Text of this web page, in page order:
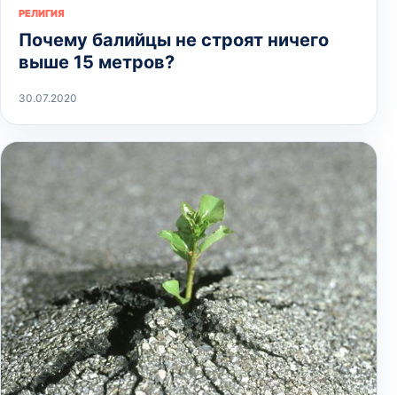
РЕЛИГИЯ
Почему балийцы не строят ничего
выше 15 метров?
30.07.2020